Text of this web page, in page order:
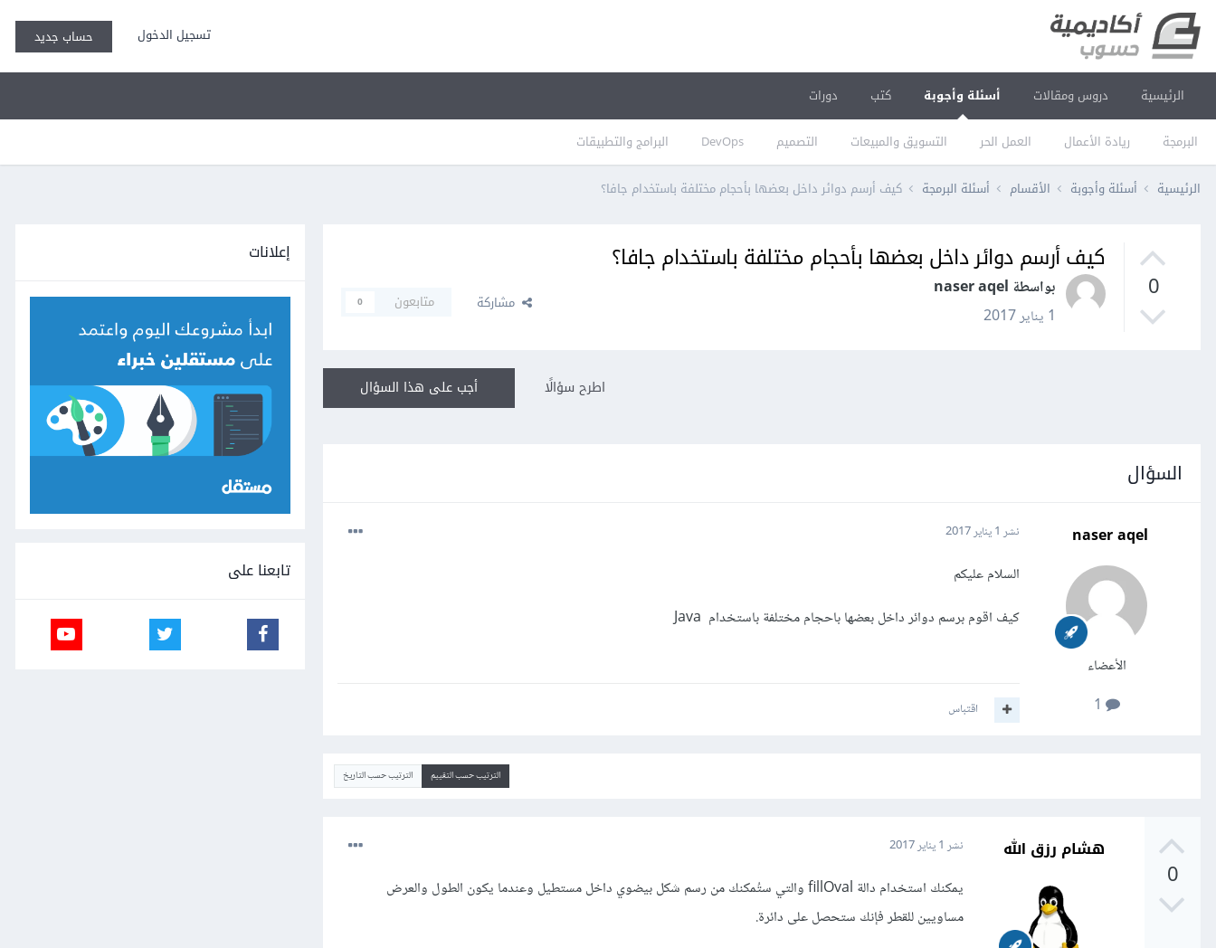
تسجيل الدخول حساب جديد
الرئيسية دروس ومقالات أسئلة وأجوبة
البرمجة ريادة الأعمال العمل الحر التسويق والمبيعات التصميم DevOps البرامج والتطبيقات
كتب دورات
الرئيسية أسئلة وأجوبة الأقسام أسئلة البرمجة كيف أرسم دوائر داخل بعضها بأحجام مختلفة باستخدام جافا؟
0
كيف أرسم دوائر داخل بعضها بأحجام مختلفة باستخدام جافا؟
بواسطة naser aqel
1 يناير 2017
مشاركة متابعون 0
أجب على هذا السؤال اطرح سؤالًا
السؤال
naser aqel
الأعضاء
نشر 1 يناير 2017
السلام عليكم
كيف اقوم برسم دوائر داخل بعضها باحجام مختلفة باستخدام Java
اقتباس
الترتيب حسب التقييم الترتيب حسب التاريخ
0
هشام رزق الله نشر 1 يناير 2017
يمكنك استخدام دالة fillOval والتي ستُمكنك من رسم شكل بيضوي داخل مستطيل وعندما يكون الطول والعرض
مساويين للقطر فإنك ستحصل على دائرة.
إعلانات
تابعنا على